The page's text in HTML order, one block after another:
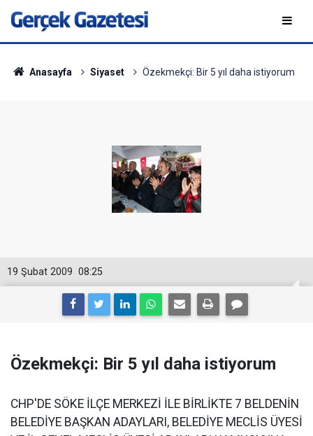
Anasayfa Siyaset Özekmekçi: Bir 5 yıl daha istiyorum
08:25
19 Şubat 2009
Özekmekçi: Bir 5 yıl daha istiyorum
CHP'DE SÖKE İLÇE MERKEZİ İLE BİRLİKTE 7 BELDENİN
BELEDİYE BAŞKAN ADAYLARI, BELEDİYE MECLİS ÜYESİ